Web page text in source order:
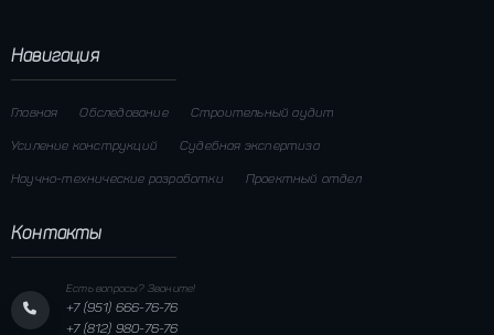
Навигация
Главная Обследование Строительный аудит
Усиление конструкций Судебная экспертиза
Научно-технические разработки Проектный отдел
Контакты
Есть вопросы? Звоните!
+7 (951) 666-76-76
+7 (812) 980-76-76